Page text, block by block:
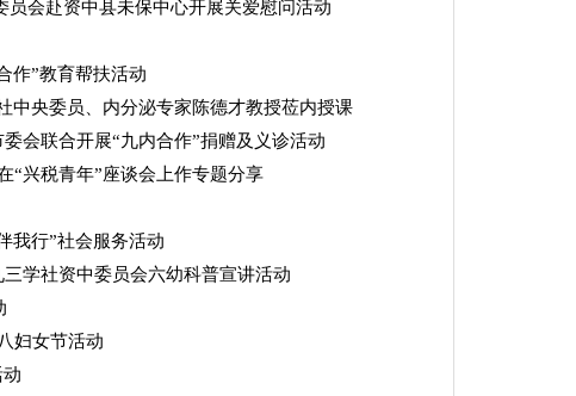
会赴资中县未保中心开展关爱慰问活动
作”教育帮扶活动
央委员、内分泌专家陈德才教授莅内授课
会联合开展“九内合作”捐赠及义诊活动
兴税青年”座谈会上作专题分享
我行”社会服务活动
学社资中委员会六幼科普宣讲活动
妇女节活动